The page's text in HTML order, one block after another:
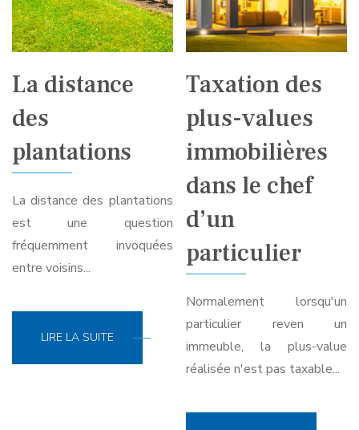
La distance
des
plantations
La distance des plantations
est une question
fréquemment invoquées
entre voisins...
LIRE LA SUITE
Taxation des
plus-values
immobilières
dans le chef
d’un
particulier
Normalement lorsqu'un
particulier reven un
immeuble, la plus-value
réalisée n'est pas taxable...